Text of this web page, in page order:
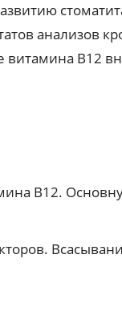
анализов
витамина В12
В12.